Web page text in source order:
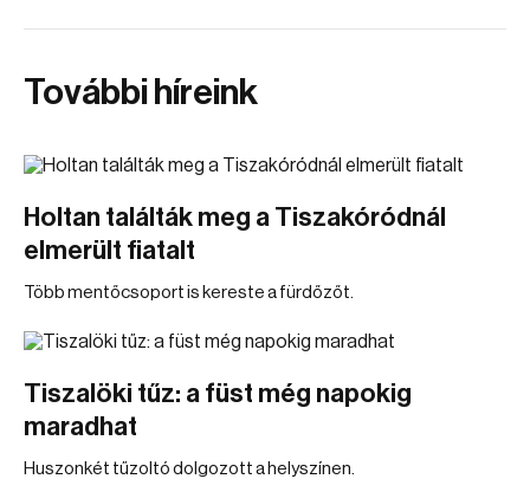
További híreink
Holtan találták meg a Tiszakóródnál
elmerült fiatalt
Több mentőcsoport is kereste a fürdőzőt.
Tiszalöki tűz: a füst még napokig
maradhat
Huszonkét tűzoltó dolgozott a helyszínen.